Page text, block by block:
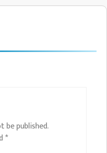
be published.
*